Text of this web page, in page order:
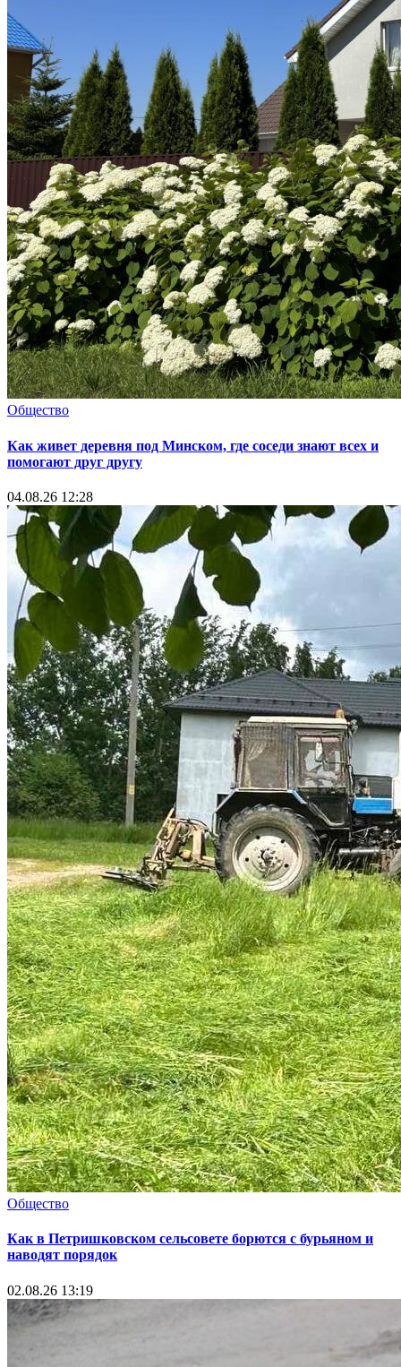
Общество
Как живет деревня под Минском, где соседи знают всех и
помогают друг другу
04.08.26 12:28
Общество
Как в Петришковском сельсовете борются с бурьяном и
наводят порядок
02.08.26 13:19